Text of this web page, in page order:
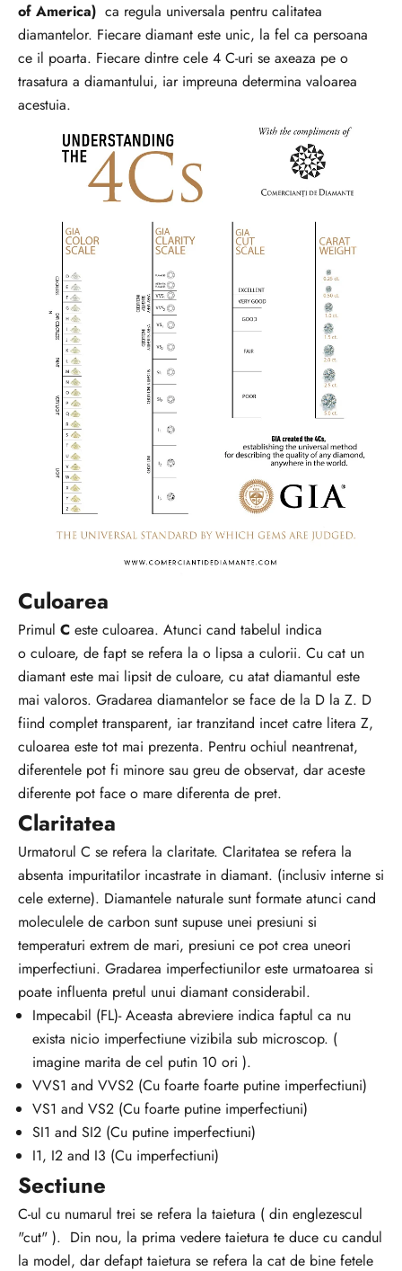
of America) ca regula universala pentru calitatea
diamantelor. Fiecare diamant este unic, la fel ca persoana
ce il poarta. Fiecare dintre cele 4 C-uri se axeaza pe o
trasatura a diamantului, iar impreuna determina valoarea
acestuia.
Culoarea
Primul C este culoarea. Atunci cand tabelul indica
o culoare, de fapt se refera la o lipsa a culorii. Cu cat un
diamant este mai lipsit de culoare, cu atat diamantul este
mai valoros. Gradarea diamantelor se face de la D la Z. D
fiind complet transparent, iar tranzitand incet catre litera Z,
culoarea este tot mai prezenta. Pentru ochiul neantrenat,
diferentele pot fi minore sau greu de observat, dar aceste
diferente pot face o mare diferenta de pret.
Claritatea
Urmatorul C se refera la claritate. Claritatea se refera la
absenta impuritatilor incastrate in diamant. (inclusiv interne si
cele externe). Diamantele naturale sunt formate atunci cand
moleculele de carbon sunt supuse unei presiuni si
temperaturi extrem de mari, presiuni ce pot crea uneori
imperfectiuni. Gradarea imperfectiunilor este urmatoarea si
poate influenta pretul unui diamant considerabil.
Impecabil (FL)- Aceasta abreviere indica faptul ca nu
exista nicio imperfectiune vizibila sub microscop. (
imagine marita de cel putin 10 ori ).
VVS1 and VVS2 (Cu foarte foarte putine imperfectiuni)
VS1 and VS2 (Cu foarte putine imperfectiuni)
SI1 and SI2 (Cu putine imperfectiuni)
I1, I2 and I3 (Cu imperfectiuni)
Sectiune
C-ul cu numarul trei se refera la taietura ( din englezescul
"cut" ). Din nou, la prima vedere taietura te duce cu candul
la model, dar defapt taietura se refera la cat de bine fetele